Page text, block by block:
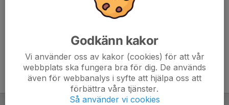
Godkänn kakor
Vi använder oss av kakor (cookies) för att vår
webbplats ska fungera bra för dig. De används
även för webbanalys i syfte att hjälpa oss att
förbättra våra tjänster.
Så använder vi cookies